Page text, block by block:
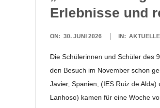
D
S
C
H
Erleb­nisse und
2026-
ON: 30. JUNI 2026 IN:
Die Schü­le­rin­nen und Schü­ler des
den Besuch im Novem­ber schon
Javier, Spa­nien, (IES Ruiz de
Lan­hoso) kamen für eine Woche